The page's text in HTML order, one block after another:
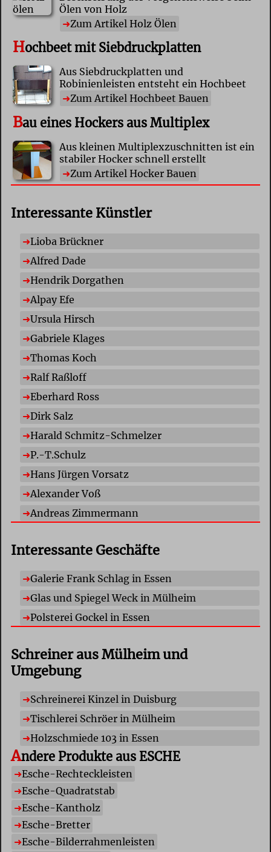
Ölen von Holz
Zum Artikel Holz Ölen
Hochbeet mit Siebdruckplatten
Aus Siebdruckplatten und
Robinienleisten entsteht ein Hochbeet
Zum Artikel Hochbeet Bauen
Bau eines Hockers aus Multiplex
Aus kleinen Multiplexzuschnitten ist ein
stabiler Hocker schnell erstellt
Zum Artikel Hocker Bauen
Interessante Künstler
Lioba Brückner
Alfred Dade
Hendrik Dorgathen
Alpay Efe
Ursula Hirsch
Gabriele Klages
Thomas Koch
Ralf Raßloff
Eberhard Ross
Dirk Salz
Harald Schmitz-Schmelzer
P.-T.Schulz
Hans Jürgen Vorsatz
Alexander Voß
Andreas Zimmermann
Interessante Geschäfte
Galerie Frank Schlag in Essen
Glas und Spiegel Weck in Mülheim
Polsterei Gockel in Essen
Schreiner aus Mülheim und
Umgebung
Schreinerei Kinzel in Duisburg
Tischlerei Schröer in Mülheim
Holzschmiede 103 in Essen
Andere Produkte aus ESCHE
Esche-Rechteckleisten
Esche-Quadratstab
Esche-Kantholz
Esche-Bretter
Esche-Bilderrahmenleisten